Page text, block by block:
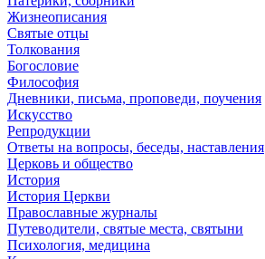
Жизнеописания
Святые отцы
Толкования
Богословие
Философия
Дневники, письма, проповеди, поучения
Искусство
Репродукции
Ответы на вопросы, беседы, наставления
Церковь и общество
История
История Церкви
Православные журналы
Путеводители, святые места, святыни
Психология, медицина